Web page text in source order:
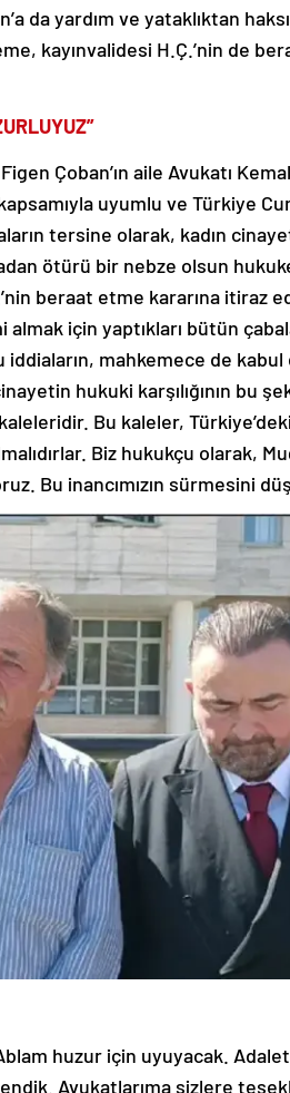
da yardım ve yataklıktan
kayınvalidesi H.Ç.’nin de
Çoban’ın aile Avukatı
uyumlu ve Türkiye
tersine olarak, kadın
ötürü bir nebze olsun
beraat etme kararına itiraz
için yaptıkları bütün
mahkemece de
hukuki karşılığının bu
Bu kaleler, Türkiye’deki
Biz hukukçu olarak,
Bu inancımızın sürmesini
huzur için uyuyacak.
Avukatlarıma sizlere